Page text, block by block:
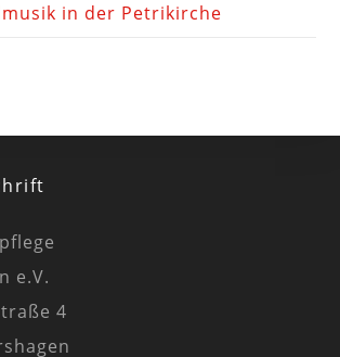
in der Petrikirche
e.V.
4